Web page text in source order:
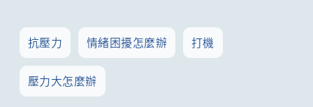
抗壓力 情緒困擾怎麼辦 打機
壓力大怎麼辦